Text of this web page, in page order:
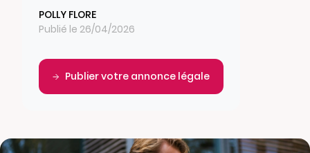
POLLY FLORE
Publié le 26/04/2026
Publier votre annonce légale